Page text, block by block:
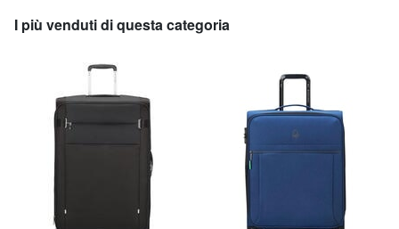
I più venduti di questa categoria